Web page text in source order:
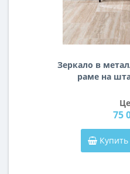
Зеркало в
раме на
75
Купить